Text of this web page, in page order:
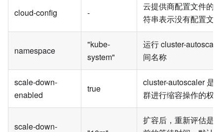
cloud-config -
云提供商配置文件的
符串表示没有配置文
namespace
"kube-
system"
运行 cluster-
间名称
scale-down-
enabled
true
cluster-autoscaler 是
群进行缩容操作的权
scale-down-
扩容后，重新评估是